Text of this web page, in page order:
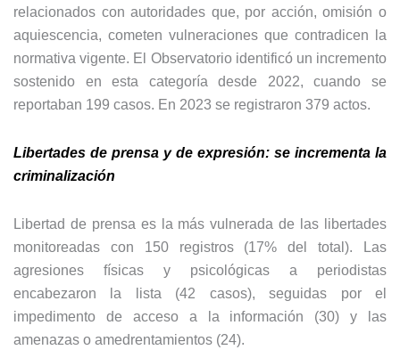
relacionados con autoridades que, por acción, omisión o
aquiescencia, cometen vulneraciones que contradicen la
normativa vigente. El Observatorio identificó un incremento
sostenido en esta categoría desde 2022, cuando se
reportaban 199 casos. En 2023 se registraron 379 actos.
Libertades de prensa y de expresión: se incrementa la
criminalización
Libertad de prensa es la más vulnerada de las libertades
monitoreadas con 150 registros (17% del total). Las
agresiones físicas y psicológicas a periodistas
encabezaron la lista (42 casos), seguidas por el
impedimento de acceso a la información (30) y las
amenazas o amedrentamientos (24).